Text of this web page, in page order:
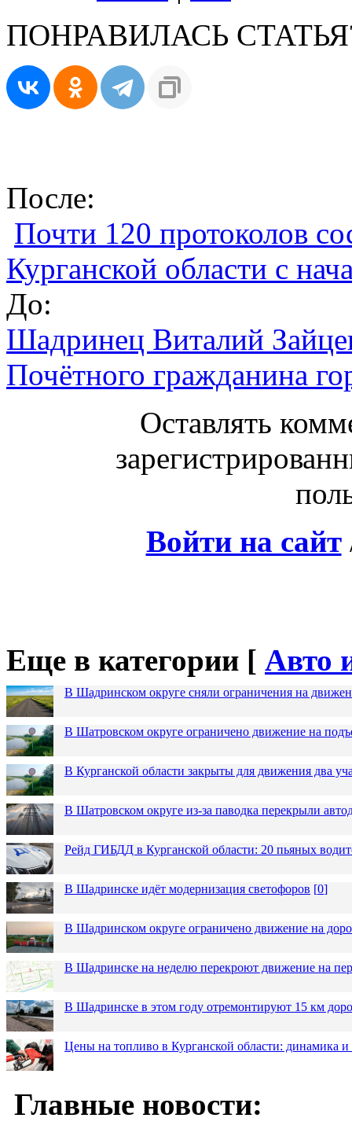
ПОНРАВИЛАСЬ
После:
Почти 120 протоколов
Курганской области с
До:
Шадринец Виталий
Почётного гражданина
Оставлять
Войти на сайт
Еще в категории [ Авто
В Шадринском округе сняли ограничения на
В Шатровском округе ограничено движение на
В Курганской области закрыты для движения два
В Шатровском округе из-за паводка перекрыли
Рейд ГИБДД в Курганской области: 20 пьяных
В Шадринске идёт модернизация светофоров [0]
В Шадринском округе ограничено движение на
В Шадринске на неделю перекроют движение на
В Шадринске в этом году отремонтируют 15 км
Цены на топливо в Курганской области: динамика и
Главные новости: